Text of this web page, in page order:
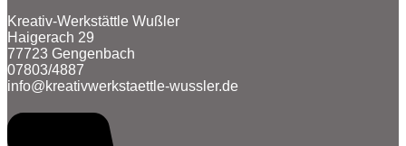
Kreativ-Werkstättle Wußler
Haigerach 29
77723 Gengenbach
07803/4887
info@kreativwerkstaettle-wussler.de